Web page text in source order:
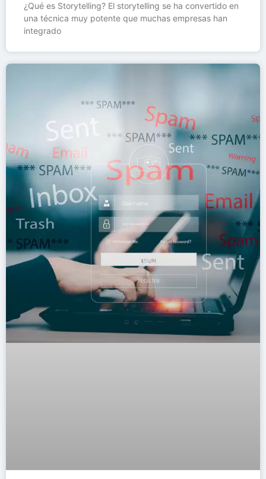
¿Qué es Storytelling? El storytelling se ha convertido en
una técnica muy potente que muchas empresas han
integrado